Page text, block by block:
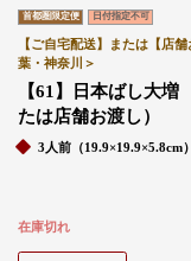
首都圏限定便 日付指定不可
【ご自宅配送】または【店
葉・神奈川＞
【61】日本ばし大
たは店舗お渡し）
3人前（19.9×19.9×5.8cm
在庫切れ